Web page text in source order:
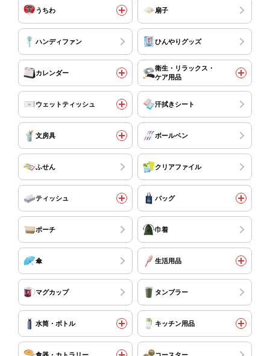
うちわ 扇子
ハンディファン ひんやりグッズ
カレンダー
衛生・リラックス・
ケア用品
ウェットティッシュ 汗拭きシート
文房具 ボールペン
ふせん クリアファイル
ティッシュ バッグ
ポーチ 巾着
傘 生活用品
マグカップ タンブラー
水筒・ボトル キッチン用品
食器・カトラリー コースター